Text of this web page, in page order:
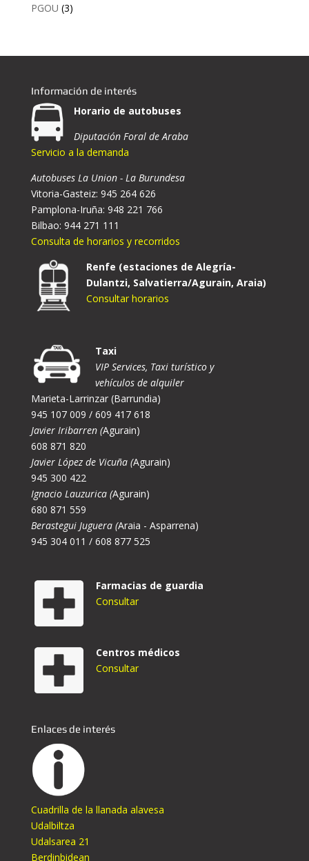
PGOU (3)
Información de interés
Horario de autobuses
Diputación Foral de Araba
Servicio a la demanda
Autobuses La Union - La Burundesa
Vitoria-Gasteiz: 945 264 626
Pamplona-Iruña: 948 221 766
Bilbao: 944 271 111
Consulta de horarios y recorridos
Renfe (estaciones de Alegría-
Dulantzi, Salvatierra/Agurain, Araia)
Consultar horarios
Taxi
VIP Services, Taxi turístico y
vehículos de alquiler
Marieta-Larrinzar (Barrundia)
945 107 009 / 609 417 618
Javier Iribarren (Agurain)
608 871 820
Javier López de Vicuña (Agurain)
945 300 422
Ignacio Lauzurica (Agurain)
680 871 559
Berastegui Juguera (Araia - Asparrena)
945 304 011 / 608 877 525
Farmacias de guardia
Consultar
Centros médicos
Consultar
Enlaces de interés
Cuadrilla de la llanada alavesa
Udalbiltza
Udalsarea 21
Berdinbidean